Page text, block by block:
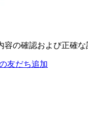
の確認および正確
友だち追加